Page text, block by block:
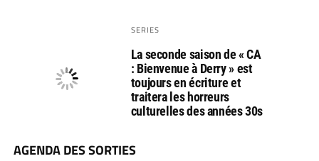
SERIES
La seconde saison de « CA
: Bienvenue à Derry » est
toujours en écriture et
traitera les horreurs
culturelles des années 30s
AGENDA DES SORTIES